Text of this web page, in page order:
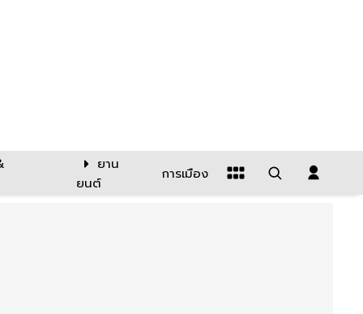
ยาน
ยนต์
การเมือง